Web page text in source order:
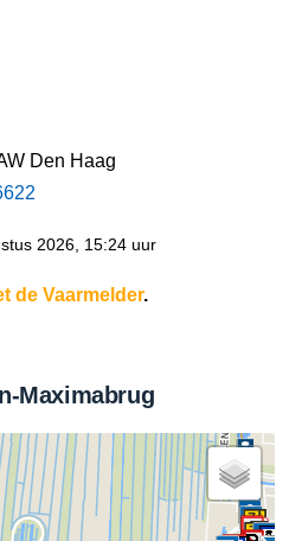
Den Haag
2026, 15:24 uur
de Vaarmelder.
Maximabrug